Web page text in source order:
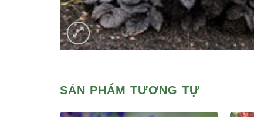
SẢN PHẨM TƯƠNG TỰ